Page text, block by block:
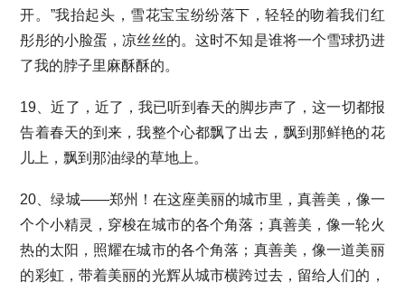
开。”我抬起头，雪花宝宝纷纷落下，轻轻的吻着我们红
彤彤的小脸蛋，凉丝丝的。这时不知是谁将一个雪球扔进
了我的脖子里麻酥酥的。
19、近了，近了，我已听到春天的脚步声了，这一切都报
告着春天的到来，我整个心都飘了出去，飘到那鲜艳的花
儿上，飘到那油绿的草地上。
20、绿城——郑州！在这座美丽的城市里，真善美，像一
个个小精灵，穿梭在城市的各个角落；真善美，像一轮火
热的太阳，照耀在城市的各个角落；真善美，像一道美丽
的彩虹，带着美丽的光辉从城市横跨过去，留给人们的，